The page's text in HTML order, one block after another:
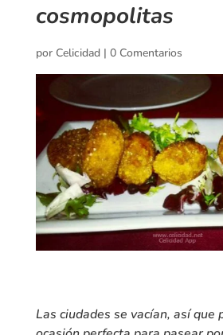
cosmopolitas
por Celicidad| 0 Comentarios
Las ciudades se vacían, así que